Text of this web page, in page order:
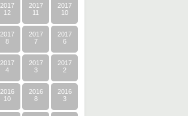
2017
12
2017
11
2017
10
2017
8
2017
7
2017
6
2017
4
2017
3
2017
2
2016
10
2016
8
2016
3